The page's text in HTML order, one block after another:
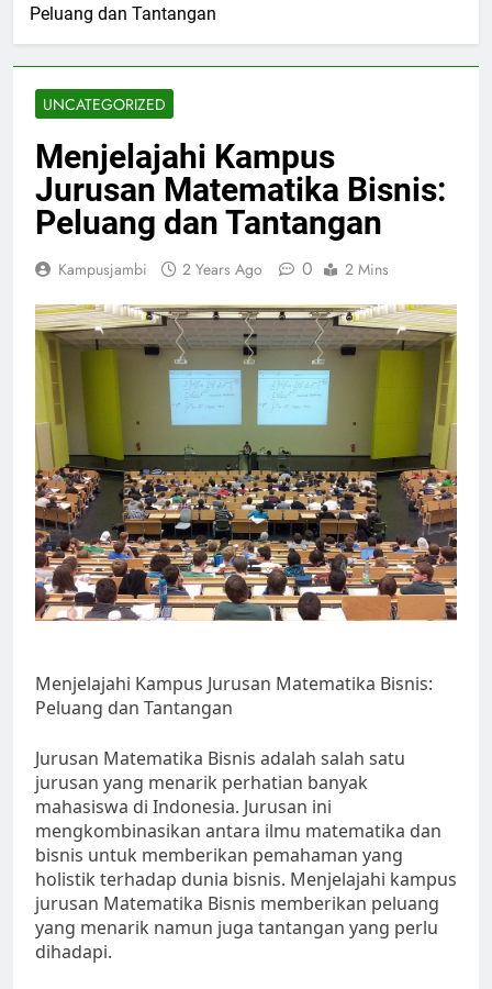
Peluang dan Tantangan
UNCATEGORIZED
Menjelajahi Kampus
Jurusan Matematika Bisnis:
Peluang dan Tantangan
Kampusjambi 2 Years Ago 0 2 Mins
Menjelajahi Kampus Jurusan Matematika Bisnis:
Peluang dan Tantangan
Jurusan Matematika Bisnis adalah salah satu
jurusan yang menarik perhatian banyak
mahasiswa di Indonesia. Jurusan ini
mengkombinasikan antara ilmu matematika dan
bisnis untuk memberikan pemahaman yang
holistik terhadap dunia bisnis. Menjelajahi kampus
jurusan Matematika Bisnis memberikan peluang
yang menarik namun juga tantangan yang perlu
dihadapi.